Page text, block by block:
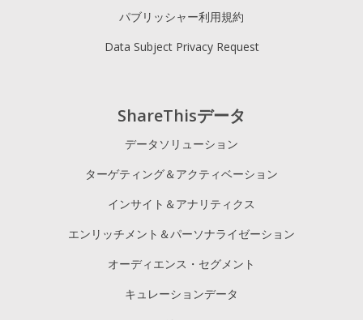
ShareThisデータ
データソリューション
ターゲティング＆アクティベーション
インサイト＆アナリティクス
エンリッチメント＆パーソナライゼーション
オーディエンス・セグメント
キュレーションデータ
パブリッシャー利用規約
Data Subject Privacy Request